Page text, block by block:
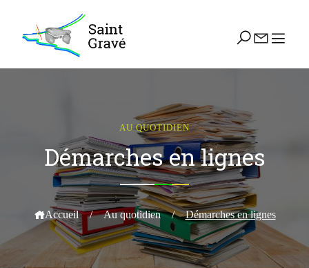
AU QUOTIDIEN
Démarches en lignes
Accueil / Au quotidien / Démarches en lignes